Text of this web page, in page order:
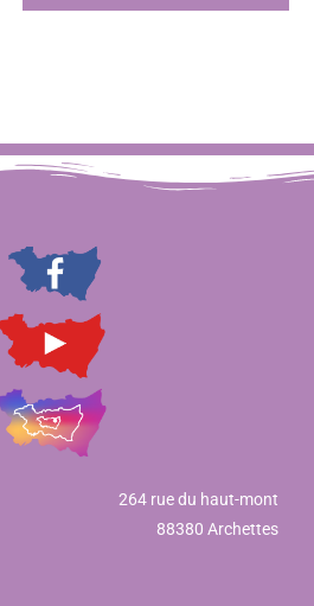
264 rue du haut-mont
88380 Archettes